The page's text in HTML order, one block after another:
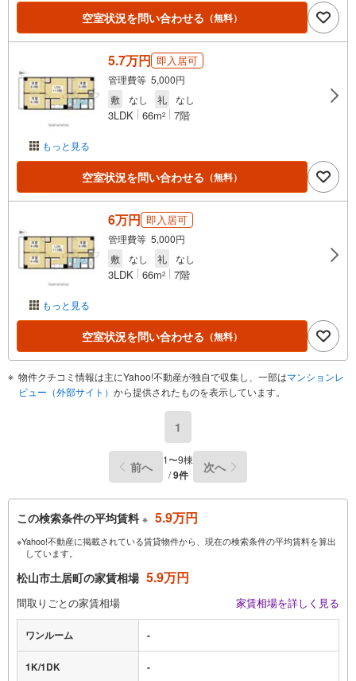
空室状況を問い合わせる （無料）
もっと見る
5.7万円 即入居可
管理費等 5,000円
敷
なし 礼 なし
3LDK 66m2 7階
空室状況を問い合わせる （無料）
もっと見る
6万円 即入居可
管理費等 5,000円
敷
なし 礼 なし
3LDK 66m2 7階
空室状況を問い合わせる （無料）
物件クチコミ情報は主にYahoo!不動産が独自で収集し、一部はマンションレ
ビュー（外部サイト） から提供されたものを表示しています。
1
前へ
1〜9棟
/9件 次へ
この検索条件の平均賃料 ※ 5.9万円
※Yahoo!不動産に掲載されている賃貸物件から、現在の検索条件の平均賃料を算出
しています。
松山市土居町の家賃相場 5.9万円
間取りごとの家賃相場 家賃相場を詳しく見る
ワンルーム -
1K/1DK -